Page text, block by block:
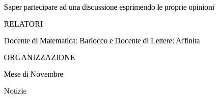
Saper partecipare ad una discussione esprimendo le proprie opinioni
RELATORI
Docente di Matematica: Barlocco e Docente di Lettere: Affinita
ORGANIZZAZIONE
Mese di Novembre
Notizie